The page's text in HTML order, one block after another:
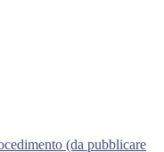
(da pubblicare